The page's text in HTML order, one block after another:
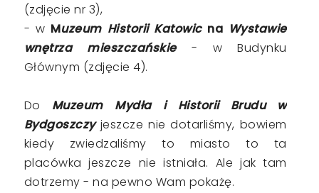
(zdjęcie nr 3),
- w Muzeum Historii Katowicna Wystawie
wnętrza mieszczańskie
- w Budynku
Głównym (zdjęcie 4).
Do Muzeum Mydła i Historii Brudu w
Bydgoszczyjeszcze nie dotarliśmy, bowiem
kiedy zwiedzaliśmy to miasto to ta
placówka jeszcze nie istniała. Ale jak tam
dotrzemy - na pewno Wam pokażę.